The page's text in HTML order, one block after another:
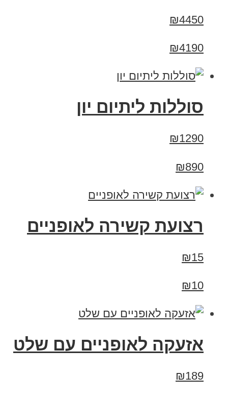
₪4450
₪4190
סוללות ליתיום יון
₪1290
₪890
רצועת קשירה לאופניים
₪15
₪10
אזעקה לאופניים עם שלט
₪189